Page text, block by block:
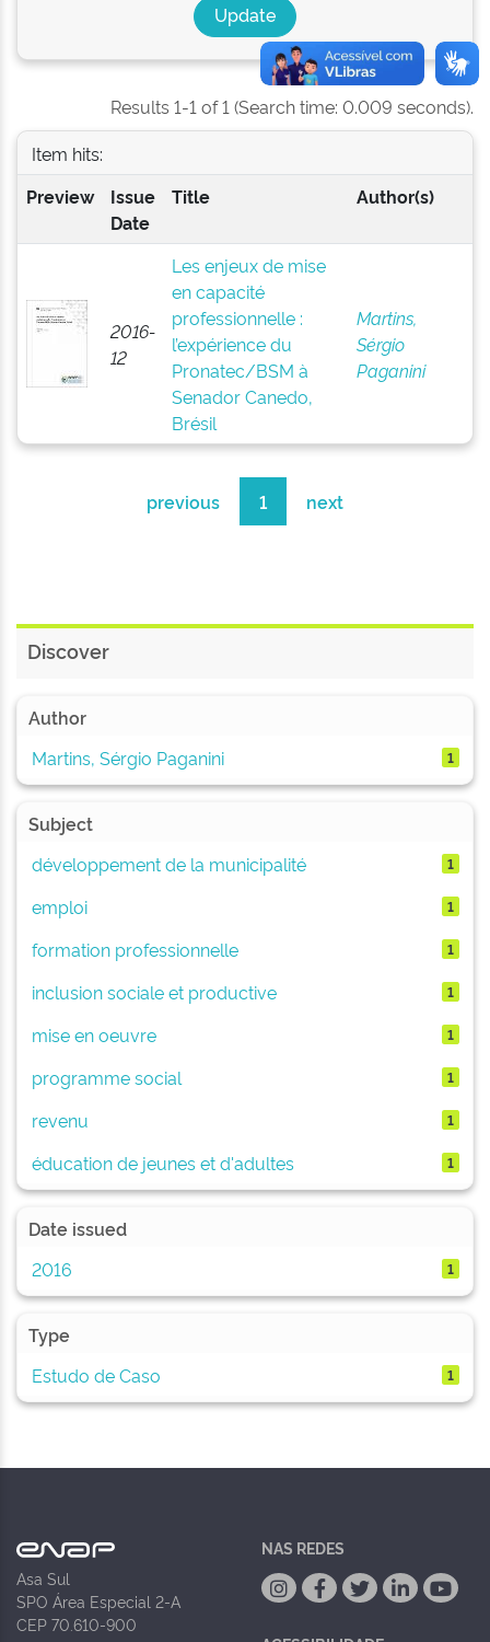
Results 1-1 of 1 (Search time: 0.009 seconds).
Item hits:
Preview
Issue
Date
Title Author(s)
2016-
12
Les enjeux de mise
en capacité
professionnelle :
l’expérience du
Pronatec/BSM à
Senador Canedo,
Brésil
Martins,
Sérgio
Paganini
previous 1 next
Discover
Author
Martins, Sérgio Paganini
1
Subject
développement de la municipalité
1
emploi 1
formation professionnelle 1
inclusion sociale et productive 1
mise en oeuvre 1
programme social 1
revenu 1
éducation de jeunes et d'adultes 1
Date issued
2016
1
Type
Estudo de Caso
1
Asa Sul
SPO Área Especial 2-A
CEP 70.610-900
NAS REDES